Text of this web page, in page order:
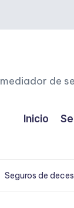
de
Inicio
Seguros de